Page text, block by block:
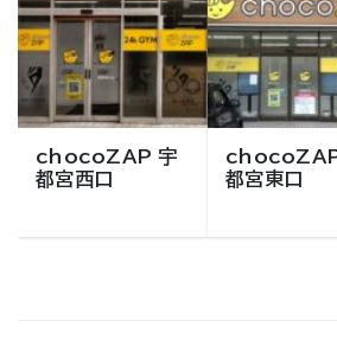
chocoZAP 宇
都宮西口
都宮東口